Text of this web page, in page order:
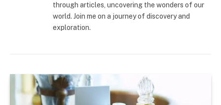
through articles, uncovering the wonders of our
world. Join me on a journey of discovery and
exploration.